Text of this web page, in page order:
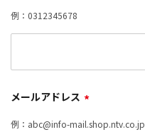
例：0312345678
メールアドレス *
例：abc@info-mail.shop.ntv.co.jp